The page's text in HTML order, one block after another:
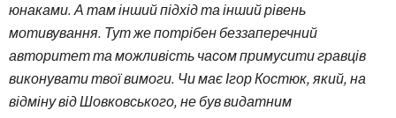
юнаками. А там інший підхід та інший рівень
мотивування. Тут же потрібен беззаперечний
авторитет та можливість часом примусити гравців
виконувати твої вимоги. Чи має Ігор Костюк, який, на
відміну від Шовковського, не був видатним